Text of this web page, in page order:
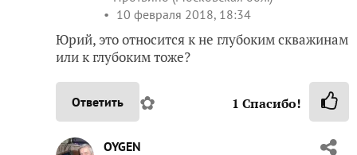
10 февраля 2018, 18:34
Юрий, это относится к не глубоким скважинам
или к глубоким тоже?
Ответить ✿ 1 Спасибо!
OYGEN